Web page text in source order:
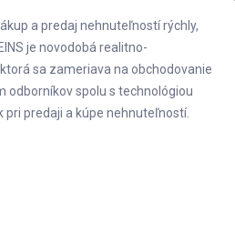
a predaj nehnuteľností rýchly,
je novodobá realitno-
sa zameriava na obchodovanie
odborníkov spolu s technológiou
predaji a kúpe nehnuteľností.